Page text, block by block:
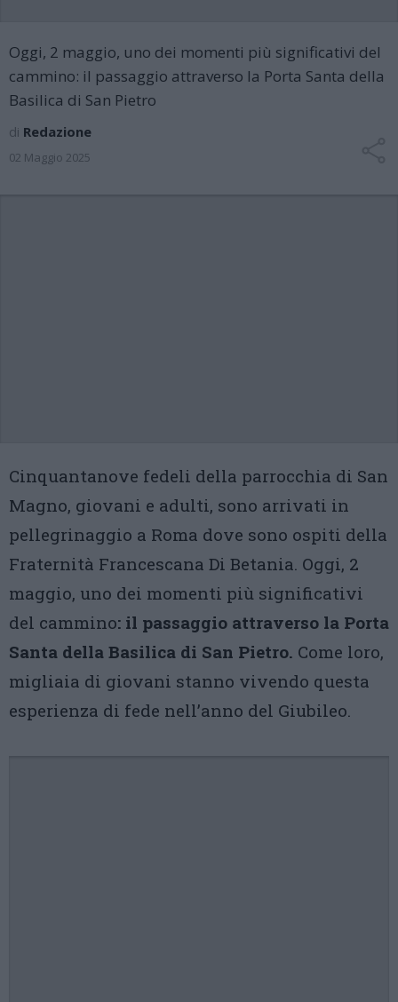
Oggi, 2 maggio, uno dei momenti più significativi del
cammino: il passaggio attraverso la Porta Santa della
Basilica di San Pietro
di Redazione
02 Maggio 2025
Cinquantanove fedeli della parrocchia di San
Magno, giovani e adulti, sono arrivati in
pellegrinaggio a Roma dove sono ospiti della
Fraternità Francescana Di Betania. Oggi, 2
maggio, uno dei momenti più significativi
del cammino: il passaggio attraverso la Porta
Santa della Basilica di San Pietro. Come loro,
migliaia di giovani stanno vivendo questa
esperienza di fede nell’anno del Giubileo.